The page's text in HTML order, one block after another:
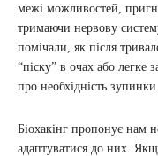
межі можливостей,
тримаючи нервову
помічали, як після
“піску” в очах або легке
про необхідність зупинки.
Біохакінг пропонує нам
адаптуватися до них.